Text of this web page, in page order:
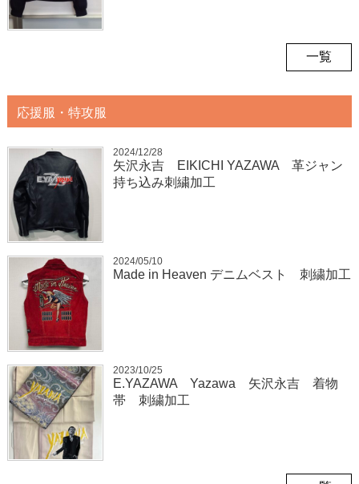
一覧
応援服・特攻服
2024/12/28
矢沢永吉 EIKICHI YAZAWA 革ジャン
持ち込み刺繍加工
2024/05/10
Made in Heaven デニムベスト 刺繍加工
2023/10/25
E.YAZAWA Yazawa 矢沢永吉 着物
帯 刺繍加工